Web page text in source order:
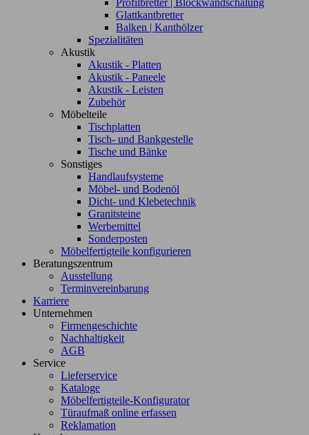
Profilbretter | Blockwandschalung
Glattkantbretter
Balken | Kanthölzer
Spezialitäten
Akustik
Akustik - Platten
Akustik - Paneele
Akustik - Leisten
Zubehör
Möbelteile
Tischplatten
Tisch- und Bankgestelle
Tische und Bänke
Sonstiges
Handlaufsysteme
Möbel- und Bodenöl
Dicht- und Klebetechnik
Granitsteine
Werbemittel
Sonderposten
Möbelfertigteile konfigurieren
Beratungszentrum
Ausstellung
Terminvereinbarung
Karriere
Unternehmen
Firmengeschichte
Nachhaltigkeit
AGB
Service
Lieferservice
Kataloge
Möbelfertigteile-Konfigurator
Türaufmaß online erfassen
Reklamation